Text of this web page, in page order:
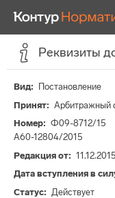
Реквизиты
Вид
Постановление
Принят
Арбитражный
Номер
Ф09-8712/15
А60-12804/2015
Редакция от
11.12.2015
Дата вступления в
Статус
Действует